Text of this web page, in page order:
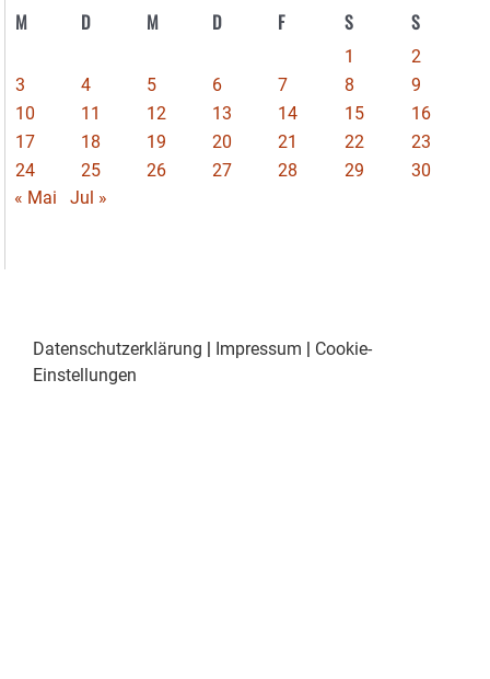
M D M D F S S
1
2
3
4 5 6 7 8
9
10
11 12 13 14 15
16
17
18 19 20 21 22
23
24
25 26 27 28 29
30
« Mai
Jul »
Datenschutzerklärung | Impressum | Cookie-
Einstellungen